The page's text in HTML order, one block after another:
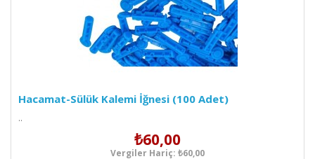
Hacamat-Sülük Kalemi İğnesi (100 Adet)
..
₺60,00
Vergiler Hariç: ₺60,00